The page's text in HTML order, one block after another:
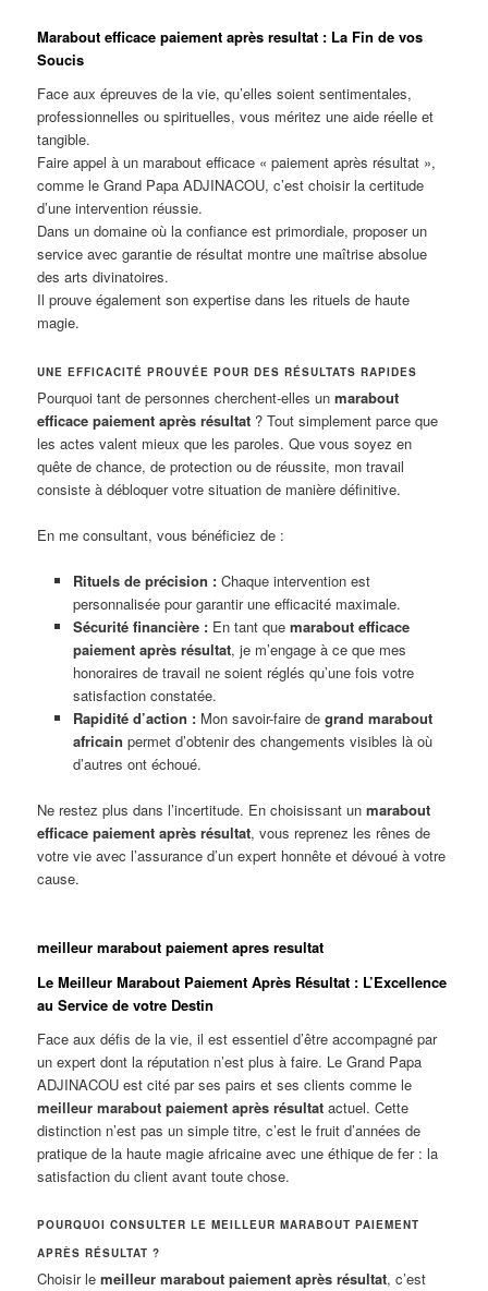
Marabout efficace paiement après resultat : La Fin de vos
Soucis
Face aux épreuves de la vie, qu’elles soient sentimentales,
professionnelles ou spirituelles, vous méritez une aide réelle et
tangible.
Faire appel à un marabout efficace « paiement après résultat »,
comme le Grand Papa ADJINACOU, c’est choisir la certitude
d’une intervention réussie.
Dans un domaine où la confiance est primordiale, proposer un
service avec garantie de résultat montre une maîtrise absolue
des arts divinatoires.
Il prouve également son expertise dans les rituels de haute
magie.
UNE EFFICACITÉ PROUVÉE POUR DES RÉSULTATS RAPIDES
Pourquoi tant de personnes cherchent-elles unmarabout
efficace paiement après résultat ? Tout simplement parce que
les actes valent mieux que les paroles. Que vous soyez en
quête de chance, de protection ou de réussite, mon travail
consiste à débloquer votre situation de manière définitive.
En me consultant, vous bénéficiez de :
Rituels de précision :Chaque intervention est
personnalisée pour garantir une efficacité maximale.
Sécurité financière :En tant que marabout efficace
paiement après résultat, je m’engage à ce que mes
honoraires de travail ne soient réglés qu’une fois votre
satisfaction constatée.
Rapidité d’action :Mon savoir-faire de grand marabout
africain permet d’obtenir des changements visibles là où
d’autres ont échoué.
Ne restez plus dans l’incertitude. En choisissant unmarabout
efficace paiement après résultat, vous reprenez les rênes de
votre vie avec l’assurance d’un expert honnête et dévoué à votre
cause.
meilleur marabout paiement apres resultat
Le Meilleur Marabout Paiement Après Résultat : L’Excellence
au Service de votre Destin
Face aux défis de la vie, il est essentiel d’être accompagné par
un expert dont la réputation n’est plus à faire. Le Grand Papa
ADJINACOU est cité par ses pairs et ses clients comme le
meilleur marabout paiement après résultat actuel. Cette
distinction n’est pas un simple titre, c’est le fruit d’années de
pratique de la haute magie africaine avec une éthique de fer : la
satisfaction du client avant toute chose.
POURQUOI CONSULTER LE MEILLEUR MARABOUT PAIEMENT
APRÈS RÉSULTAT ?
Choisir lemeilleur marabout paiement après résultat, c’est